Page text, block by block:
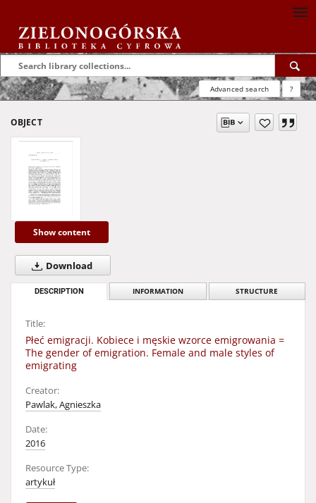
Advanced search ?
OBJECT
Show content
Download
DESCRIPTION INFORMATION STRUCTURE
Title:
Płeć emigracji. Kobiece i męskie wzorce emigrowania =
The gender of emigration. Female and male styles of
emigrating
Creator:
Pawlak, Agnieszka
Date:
2016
Resource Type:
artykuł